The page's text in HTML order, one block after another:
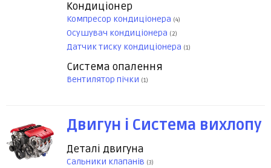
Кондиціонер
Компресор кондиціонера (4)
Осушувач кондиціонера (2)
Датчик тиску кондиціонера (1)
Система опалення
Вентилятор пічки (1)
Двигун і Система вихлопу
Деталі двигуна
Сальники клапанів (3)